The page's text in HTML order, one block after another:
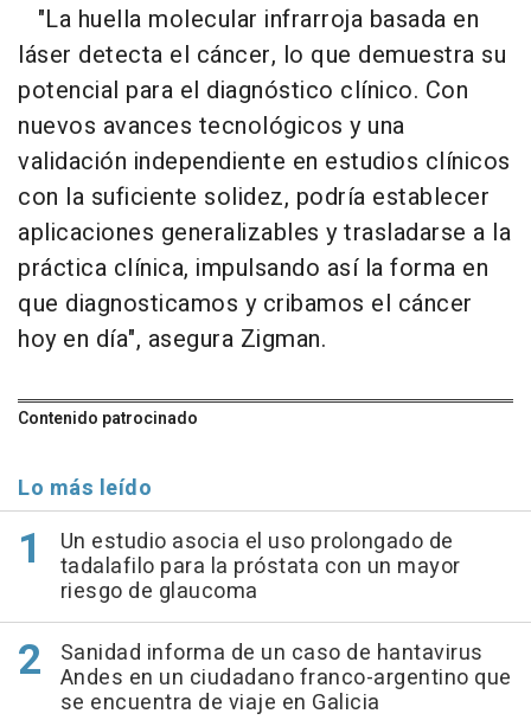
"La huella molecular infrarroja basada en
láser detecta el cáncer, lo que demuestra su
potencial para el diagnóstico clínico. Con
nuevos avances tecnológicos y una
validación independiente en estudios clínicos
con la suficiente solidez, podría establecer
aplicaciones generalizables y trasladarse a la
práctica clínica, impulsando así la forma en
que diagnosticamos y cribamos el cáncer
hoy en día", asegura Zigman.
Contenido patrocinado
Lo más leído
Un estudio asocia el uso prolongado de
tadalafilo para la próstata con un mayor
riesgo de glaucoma
Sanidad informa de un caso de hantavirus
Andes en un ciudadano franco-argentino que
se encuentra de viaje en Galicia